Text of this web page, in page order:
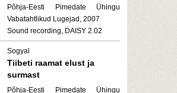
Põhja-Eesti Pimedate Ühingu
Vabatahtlikud Lugejad, 2007
Sound recording, DAISY 2.02
Sogyal
Tiibeti raamat elust ja
surmast
Põhja-Eesti Pimedate Ühingu